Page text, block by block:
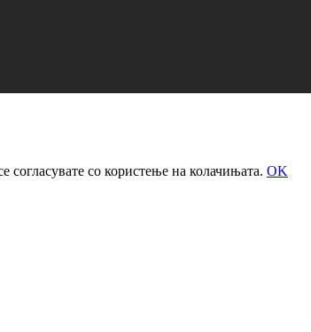
со користење на колачињата. OK